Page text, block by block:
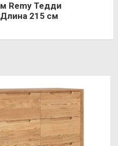
Remy Тедди
215 см